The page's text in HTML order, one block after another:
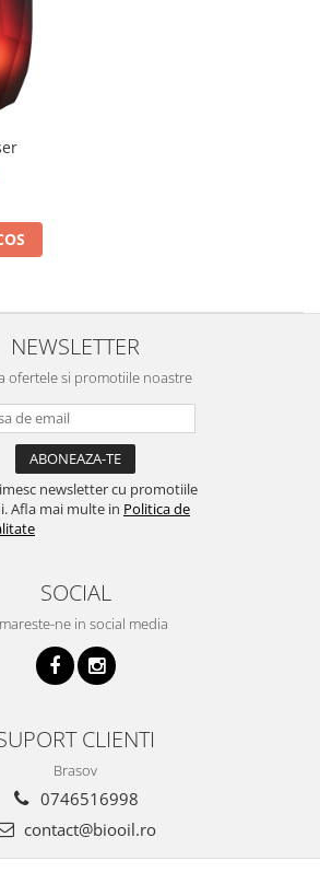
NEWSLETTER
ofertele si promotiile noastre
newsletter cu promotiile
Afla mai multe in Politica de
SOCIAL
ne in social media
CLIENTI
Brasov
0746516998
contact@biooil.ro